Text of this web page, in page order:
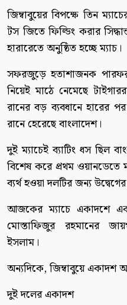
জিম্বাবুয়ের বিপক্ষে তিন
টস জিতে ফিল্ডিং করার
হারারেতে অনুষ্ঠিত হচ্ছে ম্যাচ।
সফরজুড়ে হতাশাজনক
নিয়েই মাঠে নেমেছে
রানের বড় ব্যবধানে হারের
রানে হেরেছে বাংলাদেশ।
দুই ম্যাচেই ব্যাটিং ধস ছিল
বিশেষ করে প্রথম ওয়ানডেতে
ব্যর্থ হওয়া দলটির জন্য
আজকের ম্যাচে একাদশে
মোস্তাফিজুর রহমানের
ইসলাম।
অন্যদিকে, জিম্বাবুয়ে একাদশ
দুই দলের একাদশ